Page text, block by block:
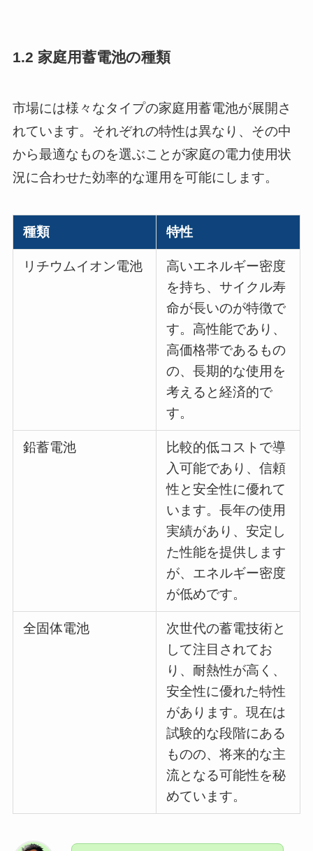
1.2 家庭用蓄電池の種類
市場には様々なタイプの家庭用蓄電池が展開さ
れています。それぞれの特性は異なり、その中
から最適なものを選ぶことが家庭の電力使用状
況に合わせた効率的な運用を可能にします。
種類 特性
リチウムイオン電池
高いエネルギー密度
を持ち、サイクル寿
命が長いのが特徴で
す。高性能であり、
高価格帯であるもの
の、長期的な使用を
考えると経済的で
す。
鉛蓄電池
比較的低コストで導
入可能であり、信頼
性と安全性に優れて
います。長年の使用
実績があり、安定し
た性能を提供します
が、エネルギー密度
が低めです。
全固体電池
次世代の蓄電技術と
して注目されてお
り、耐熱性が高く、
安全性に優れた特性
があります。現在は
試験的な段階にある
ものの、将来的な主
流となる可能性を秘
めています。